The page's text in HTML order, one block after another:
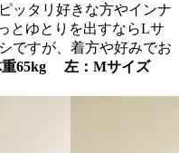
ッタリ好きな方やインナ
とゆとりを出すならLサ
ですが、着方や好みでお
重65kg 左：Mサイズ